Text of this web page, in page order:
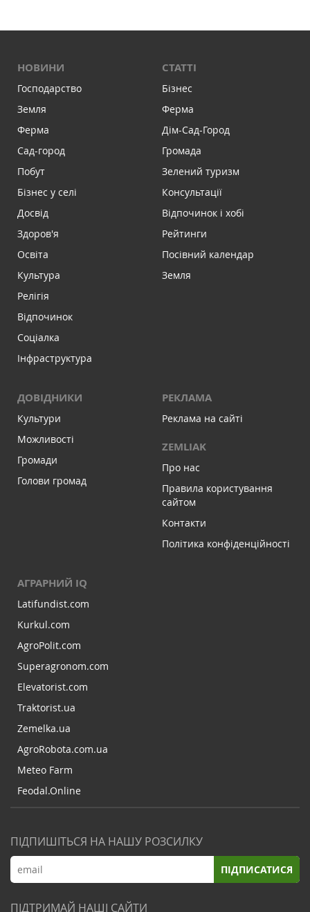
НОВИНИ
Господарство
Земля
Ферма
Сад-город
Побут
Бізнес у селі
Досвід
Здоров'я
Освіта
Культура
Релігія
Відпочинок
Соціалка
Інфраструктура
СТАТТІ
Бізнес
Ферма
Дім-Сад-Город
Громада
Зелений туризм
Консультації
Відпочинок і хобі
Рейтинги
Посівний календар
Земля
ДОВІДНИКИ
Культури
Можливості
Громади
Голови громад
РЕКЛАМА
Реклама на сайті
ZEMLIAK
Про нас
Правила користування
сайтом
Контакти
Політика конфіденційності
АГРАРНИЙ IQ
Latifundist.com
Kurkul.com
AgroPolit.com
Superagronom.com
Elevatorist.com
Traktorist.ua
Zemelka.ua
AgroRobota.com.ua
Meteo Farm
Feodal.Online
ПІДПИШІТЬСЯ НА НАШУ РОЗСИЛКУ
ПІДПИСАТИСЯ
ПІДТРИМАЙ НАШІ САЙТИ